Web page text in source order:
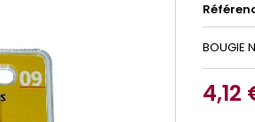
BOUGIE
4,12